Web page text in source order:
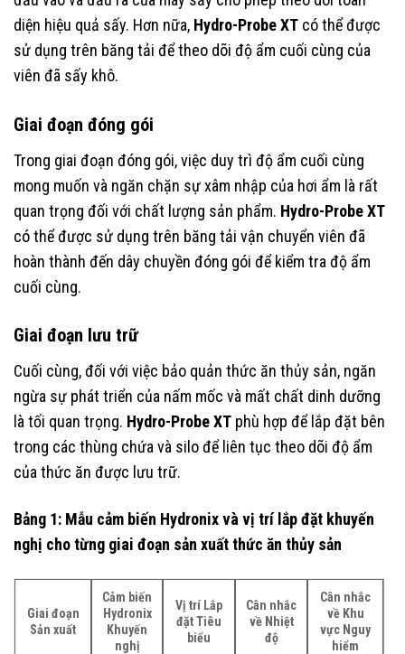
diện hiệu quả sấy. Hơn nữa, Hydro-Probe XT có thể được
sử dụng trên băng tải để theo dõi độ ẩm cuối cùng của
viên đã sấy khô.
Giai đoạn đóng gói
Trong giai đoạn đóng gói, việc duy trì độ ẩm cuối cùng
mong muốn và ngăn chặn sự xâm nhập của hơi ẩm là rất
quan trọng đối với chất lượng sản phẩm. Hydro-Probe XT
có thể được sử dụng trên băng tải vận chuyển viên đã
hoàn thành đến dây chuyền đóng gói để kiểm tra độ ẩm
cuối cùng.
Giai đoạn lưu trữ
Cuối cùng, đối với việc bảo quản thức ăn thủy sản, ngăn
ngừa sự phát triển của nấm mốc và mất chất dinh dưỡng
là tối quan trọng. Hydro-Probe XT phù hợp để lắp đặt bên
trong các thùng chứa và silo để liên tục theo dõi độ ẩm
của thức ăn được lưu trữ.
Bảng 1: Mẫu cảm biến Hydronix và vị trí lắp đặt khuyến
nghị cho từng giai đoạn sản xuất thức ăn thủy sản
Giai đoạn
Sản xuất
Cảm biến
Hydronix
Khuyến
nghị
Vị trí Lắp
đặt Tiêu
biểu
Cân nhắc
về Nhiệt
độ
Cân nhắc
về Khu
vực Nguy
hiểm